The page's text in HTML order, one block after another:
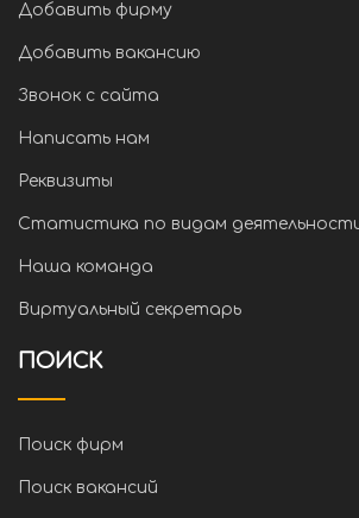
Добавить фирму
Добавить вакансию
Звонок с сайта
Написать нам
Реквизиты
Статистика по видам
Наша команда
Виртуальный секретарь
ПОИСК
Поиск фирм
Поиск вакансий